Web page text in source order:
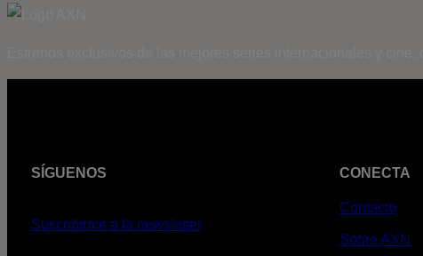
SÍGUENOS
Suscribirme a la newsletter
CONECTA
Contacto
Sobre AXN